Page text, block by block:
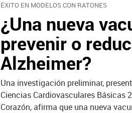
ÉXITO EN MODELOS CON RATONES
¿Una nueva
prevenir o
Alzheimer?
Una investigación preliminar,
Ciencias Cardiovasculares Básicas
Corazón, afirma que una nueva